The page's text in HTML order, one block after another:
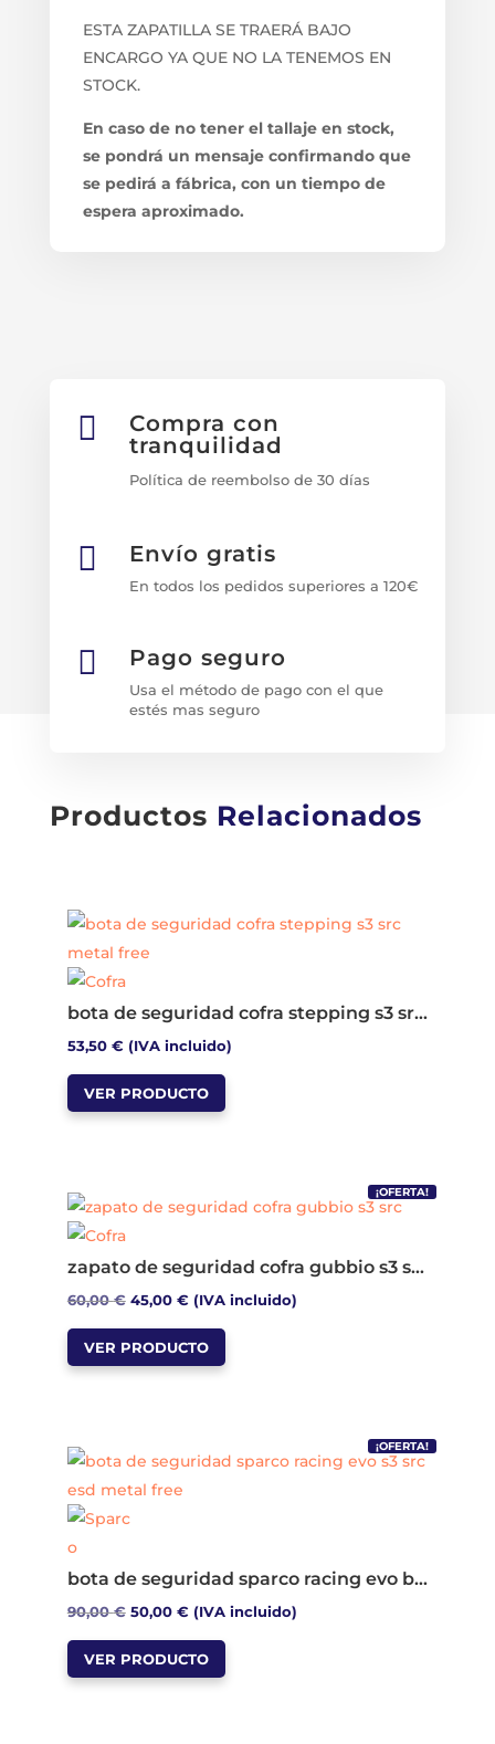
ESTA ZAPATILLA SE TRAERÁ BAJO
ENCARGO YA QUE NO LA TENEMOS EN
STOCK.
En caso de no tener el tallaje en stock,
se pondrá un mensaje confirmando que
se pedirá a fábrica, con un tiempo de
espera aproximado.

Compra con
tranquilidad
Política de reembolso de 30 días
 Envío gratis
En todos los pedidos superiores a 120€
 Pago seguro
Usa el método de pago con el que
estés mas seguro
Productos Relacionados
bota de seguridad cofra stepping s3 src metal free
53,50 € (IVA incluido)
VER PRODUCTO
Este
Las
se
pueden
elegir
en
producto
¡OFERTA!
zapato de seguridad cofra gubbio s3 src
60,00€ El
precio
original
45,00 €El
precio
actual
(IVA incluido)
VER PRODUCTO
Este
Las
elegir
en
la
página
¡OFERTA!
bota de seguridad sparco racing evo bruce s3 src esd metal free
90,00€ El
precio
original
50,00 €El
precio
actual
(IVA incluido)
VER PRODUCTO
Este